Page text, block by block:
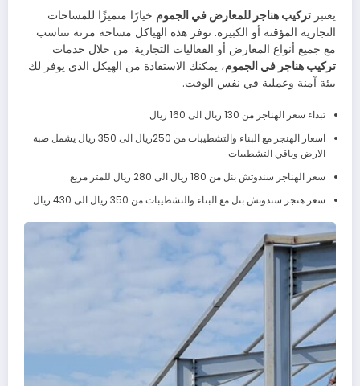
يعتبر تركيب هناجر للمعارض في الجموم خيارًا متميزًا للمساحات
التجارية المؤقتة أو الكبيرة. توفر هذه الهياكل مساحة مرنة تتناسب
مع جميع أنواع المعارض أو الفعاليات التجارية. من خلال خدمات
تركيب هناجر في الجموم، يمكنك الاستفادة من الهيكل الذي يوفر لك
بيئة آمنة وعملية في نفس الوقت.
تبداء سعر الهناجر من 130 ريال الى 160 ريال
اسعار الهنجر مع البناء والتشطيبات من 250ريال الى 350 ريال يشمل صبة
الارض وباقي التشطيبات
سعر الهناجر سندوتش بنل من 180 ريال الى 280 ريال للمتر مربع
سعر هنجر سندوتش بنل مع البناء والتشطيبات من 350 ريال الى 430 ريال